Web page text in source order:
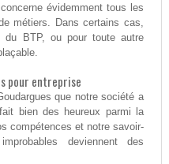
évidemment tous les
métiers. Dans certains cas,
du BTP, ou pour toute autre
pour entreprise
que notre société a
bien des heureux parmi la
compétences et notre savoir-
deviennent des